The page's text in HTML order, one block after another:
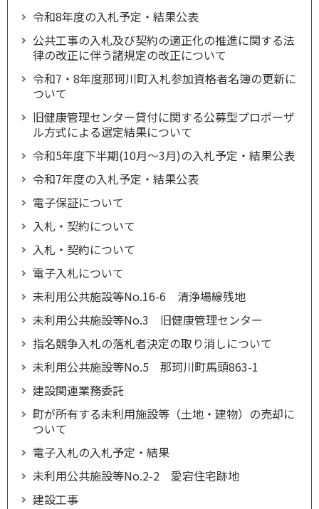
令和8年度の入札予定・結果公表
公共工事の入札及び契約の適正化の推進に関する法
律の改正に伴う諸規定の改正について
令和7・8年度那珂川町入札参加資格者名簿の更新に
ついて
旧健康管理センター貸付に関する公募型プロポーザ
ル方式による選定結果について
令和5年度下半期(10月～3月)の入札予定・結果公表
令和7年度の入札予定・結果公表
電子保証について
入札・契約について
入札・契約について
電子入札について
未利用公共施設等No.16-6 清浄場線残地
未利用公共施設等No.3 旧健康管理センター
指名競争入札の落札者決定の取り消しについて
未利用公共施設等No.5 那珂川町馬頭863-1
建設関連業務委託
町が所有する未利用施設等（土地・建物）の売却に
ついて
電子入札の入札予定・結果
未利用公共施設等No.2-2 愛宕住宅跡地
建設工事